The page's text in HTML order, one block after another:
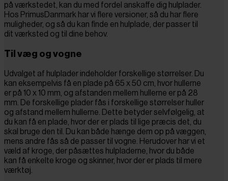
på værkstedet, kan du med fordel anskaffe dig hulplader.
Hos PrimusDanmark har vi flere versioner, så du har flere
muligheder, og så du kan finde en hulplade, der passer til
dit værksted og til dine behov.
Til væg og vogne
Udvalget af hulplader indeholder forskellige størrelser. Du
kan eksempelvis få en plade på 65 x 50 cm, hvor hullerne
er på 10 x 10 mm, og afstanden mellem hullerne er på 28
mm. De forskellige plader fås i forskellige størrelser huller
og afstand mellem hullerne. Dette betyder selvfølgelig, at
du kan få en plade, hvor der er plads til lige præcis det, du
skal bruge den til. Du kan både hænge dem op på væggen,
mens andre fås så de passer til vogne. Herudover har vi et
væld af kroge, der påsættes hulpladerne, hvor du både
kan få enkelte kroge og skinner, hvor der er plads til mere
værktøj.